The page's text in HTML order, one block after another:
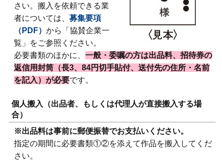
さい。搬入を依頼できる業
者については、 募集要項
（PDF） から「協賛企業一
覧」をご参照ください。
必要書類のほかに、 一般・委嘱の方は出品料、招待券の
返信用封筒（長3、84円切手貼付、送付先の住所・名前
を記入）が必要です。
個人搬入（出品者、もしくは代理人が直接搬入する場
合）
※出品料は事前に郵便振替でお支払いください。
指定の期間に必要書類①②を添えて作品を搬入してくだ
さい。